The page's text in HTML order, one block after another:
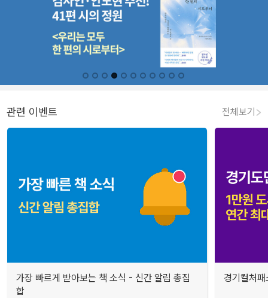
관련 이벤트 전체보기
가장 빠르게 받아보는 책 소식 - 신간 알림 총집
합
경기컬처